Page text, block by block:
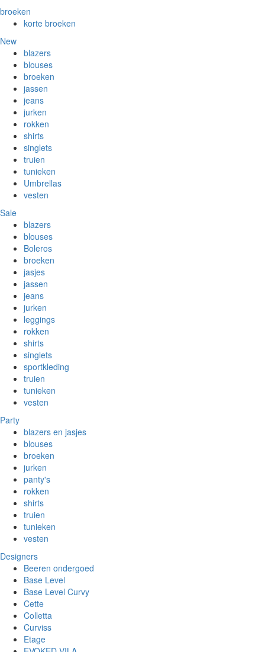
broeken
korte broeken
New
blazers
blouses
broeken
jassen
jeans
jurken
rokken
shirts
singlets
truien
tunieken
Umbrellas
vesten
Sale
blazers
blouses
Boleros
broeken
jasjes
jassen
jeans
jurken
leggings
rokken
shirts
singlets
sportkleding
truien
tunieken
vesten
Party
blazers en jasjes
blouses
broeken
jurken
panty's
rokken
shirts
truien
tunieken
vesten
Designers
Beeren ondergoed
Base Level
Base Level Curvy
Cette
Colletta
Curviss
Etage